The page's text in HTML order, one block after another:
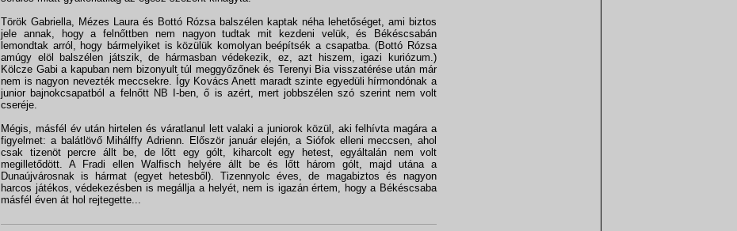
Török Gabriella, Mézes Laura és Bottó Rózsa balszélen kaptak néha lehetőséget, ami biztos
jele annak, hogy a felnőttben nem nagyon tudtak mit kezdeni velük, és Békéscsabán
lemondtak arról, hogy bármelyiket is közülük komolyan beépítsék a csapatba. (Bottó Rózsa
amúgy elöl balszélen játszik, de hármasban védekezik, ez, azt hiszem, igazi kuriózum.)
Kölcze Gabi a kapuban nem bizonyult túl meggyőzőnek és Terenyi Bia visszatérése után már
nem is nagyon nevezték meccsekre. Így Kovács Anett maradt szinte egyedüli hírmondónak a
junior bajnokcsapatból a felnőtt NB I-ben, ő is azért, mert jobbszélen szó szerint nem volt
cseréje.
Mégis, másfél év után hirtelen és váratlanul lett valaki a juniorok közül, aki felhívta magára a
figyelmet: a balátlövő Mihálffy Adrienn. Először január elején, a Siófok elleni meccsen, ahol
csak tizenöt percre állt be, de lőtt egy gólt, kiharcolt egy hetest, egyáltalán nem volt
megilletődött. A Fradi ellen Walfisch helyére állt be és lőtt három gólt, majd utána a
Dunaújvárosnak is hármat (egyet hetesből). Tizennyolc éves, de magabiztos és nagyon
harcos játékos, védekezésben is megállja a helyét, nem is igazán értem, hogy a Békéscsaba
másfél éven át hol rejtegette...